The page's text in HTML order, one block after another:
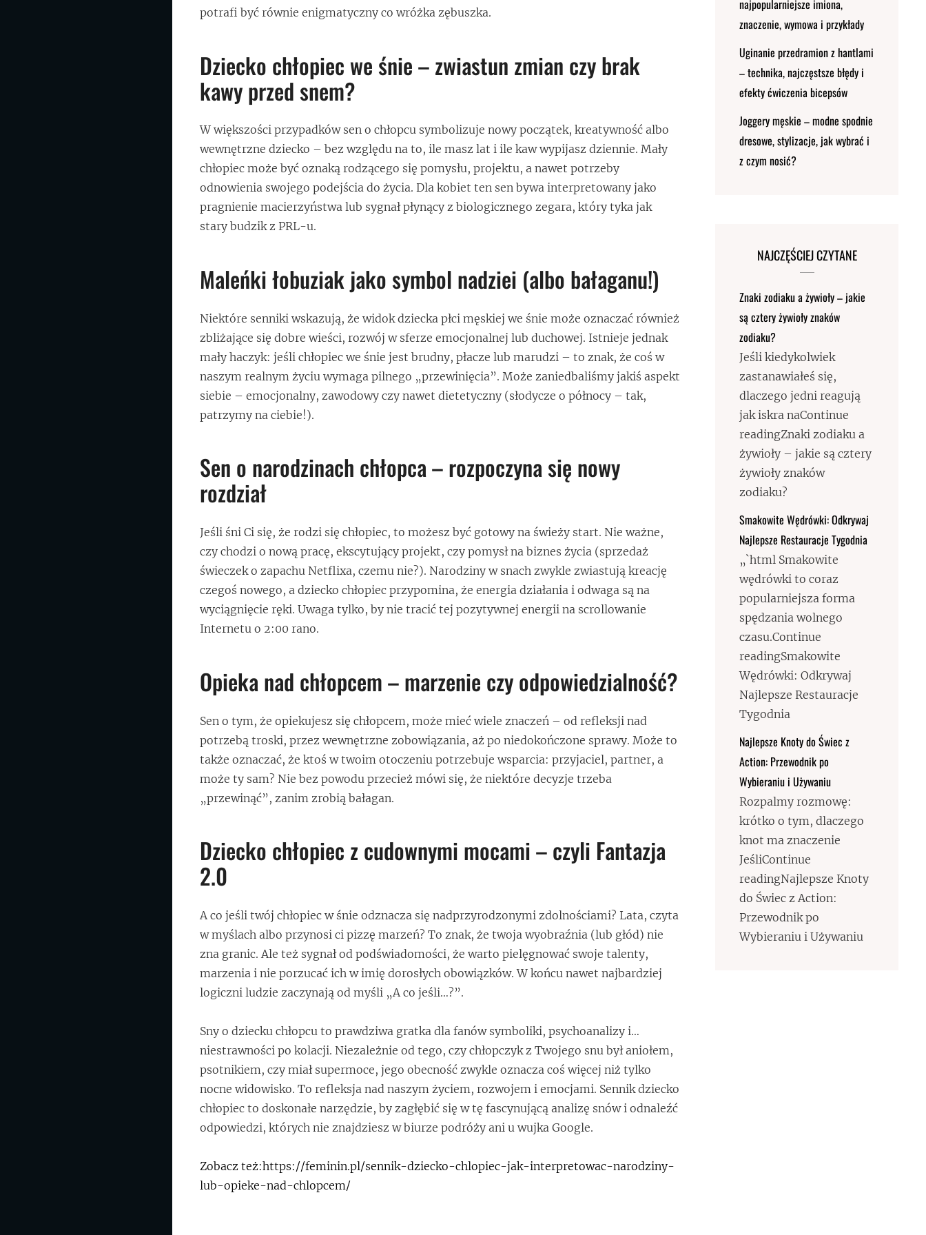
potrafi być równie enigmatyczny co wróżka zębuszka.
Dziecko chłopiec we śnie – zwiastun zmian czy brak
kawy przed snem?
W większości przypadków sen o chłopcu symbolizuje nowy początek, kreatywność albo
wewnętrzne dziecko – bez względu na to, ile masz lat i ile kaw wypijasz dziennie. Mały
chłopiec może być oznaką rodzącego się pomysłu, projektu, a nawet potrzeby
odnowienia swojego podejścia do życia. Dla kobiet ten sen bywa interpretowany jako
pragnienie macierzyństwa lub sygnał płynący z biologicznego zegara, który tyka jak
stary budzik z PRL-u.
Maleńki łobuziak jako symbol nadziei (albo bałaganu!)
Niektóre senniki wskazują, że widok dziecka płci męskiej we śnie może oznaczać również
zbliżające się dobre wieści, rozwój w sferze emocjonalnej lub duchowej. Istnieje jednak
mały haczyk: jeśli chłopiec we śnie jest brudny, płacze lub marudzi – to znak, że coś w
naszym realnym życiu wymaga pilnego „przewinięcia”. Może zaniedbaliśmy jakiś aspekt
siebie – emocjonalny, zawodowy czy nawet dietetyczny (słodycze o północy – tak,
patrzymy na ciebie!).
Sen o narodzinach chłopca – rozpoczyna się nowy
rozdział
Jeśli śni Ci się, że rodzi się chłopiec, to możesz być gotowy na świeży start. Nie ważne,
czy chodzi o nową pracę, ekscytujący projekt, czy pomysł na biznes życia (sprzedaż
świeczek o zapachu Netflixa, czemu nie?). Narodziny w snach zwykle zwiastują kreację
czegoś nowego, a dziecko chłopiec przypomina, że energia działania i odwaga są na
wyciągnięcie ręki. Uwaga tylko, by nie tracić tej pozytywnej energii na scrollowanie
Internetu o 2:00 rano.
Opieka nad chłopcem – marzenie czy odpowiedzialność?
Sen o tym, że opiekujesz się chłopcem, może mieć wiele znaczeń – od refleksji nad
potrzebą troski, przez wewnętrzne zobowiązania, aż po niedokończone sprawy. Może to
także oznaczać, że ktoś w twoim otoczeniu potrzebuje wsparcia: przyjaciel, partner, a
może ty sam? Nie bez powodu przecież mówi się, że niektóre decyzje trzeba
„przewinąć”, zanim zrobią bałagan.
Dziecko chłopiec z cudownymi mocami – czyli Fantazja
2.0
A co jeśli twój chłopiec w śnie odznacza się nadprzyrodzonymi zdolnościami? Lata, czyta
w myślach albo przynosi ci pizzę marzeń? To znak, że twoja wyobraźnia (lub głód) nie
zna granic. Ale też sygnał od podświadomości, że warto pielęgnować swoje talenty,
marzenia i nie porzucać ich w imię dorosłych obowiązków. W końcu nawet najbardziej
logiczni ludzie zaczynają od myśli „A co jeśli…?”.
Sny o dziecku chłopcu to prawdziwa gratka dla fanów symboliki, psychoanalizy i…
niestrawności po kolacji. Niezależnie od tego, czy chłopczyk z Twojego snu był aniołem,
psotnikiem, czy miał supermoce, jego obecność zwykle oznacza coś więcej niż tylko
nocne widowisko. To refleksja nad naszym życiem, rozwojem i emocjami. Sennik dziecko
chłopiec to doskonałe narzędzie, by zagłębić się w tę fascynującą analizę snów i odnaleźć
odpowiedzi, których nie znajdziesz w biurze podróży ani u wujka Google.
Zobacz też:https://feminin.pl/sennik-dziecko-chlopiec-jak-interpretowac-narodziny-
lub-opieke-nad-chlopcem/
najpopularniejsze imiona,
znaczenie, wymowa i przykłady
Uginanie przedramion z hantlami
– technika, najczęstsze błędy i
efekty ćwiczenia bicepsów
Joggery męskie – modne spodnie
dresowe, stylizacje, jak wybrać i
z czym nosić?
NAJCZĘŚCIEJ CZYTANE
Znaki zodiaku a żywioły – jakie
są cztery żywioły znaków
zodiaku?
Jeśli kiedykolwiek
zastanawiałeś się,
dlaczego jedni reagują
jak iskra naContinue
readingZnaki zodiaku a
żywioły – jakie są cztery
żywioły znaków
zodiaku?
Smakowite Wędrówki: Odkrywaj
Najlepsze Restauracje Tygodnia
„`html Smakowite
wędrówki to coraz
popularniejsza forma
spędzania wolnego
czasu.Continue
readingSmakowite
Wędrówki: Odkrywaj
Najlepsze Restauracje
Tygodnia
Najlepsze Knoty do Świec z
Action: Przewodnik po
Wybieraniu i Używaniu
Rozpalmy rozmowę:
krótko o tym, dlaczego
knot ma znaczenie
JeśliContinue
readingNajlepsze Knoty
do Świec z Action:
Przewodnik po
Wybieraniu i Używaniu